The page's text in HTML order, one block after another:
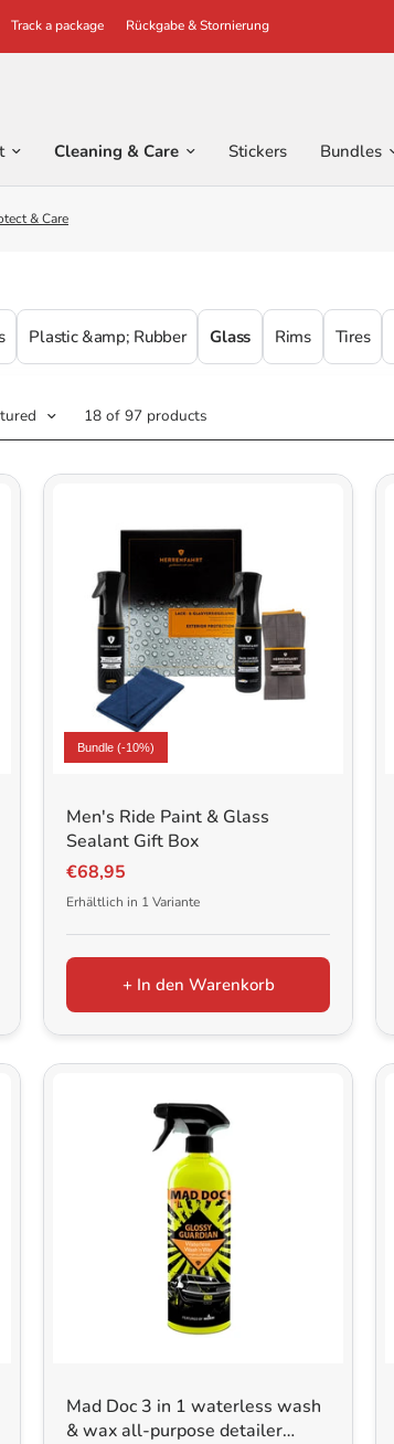
Track a package Rückgabe & Stornierung
Cleaning & Care Stickers Bundles
& Care
Plastic &amp; Rubber Glass Rims Tires
18 of 97 products
Bundle (-10%)
Men's Ride Paint & Glass
Sealant Gift Box
€68,95
Erhältlich in 1 Variante
+ In den Warenkorb
Mad Doc 3 in 1 waterless wash
& wax all-purpose detailer